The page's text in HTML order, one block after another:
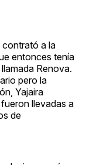
a la
entonces tenía
Renova.
pero la
Yajaira
llevadas a
de